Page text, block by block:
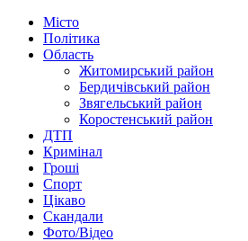
Місто
Політика
Область
Житомирський район
Бердичівський район
Звягельський район
Коростенський район
ДТП
Кримінал
Гроші
Спорт
Цікаво
Скандали
Фото/Відео